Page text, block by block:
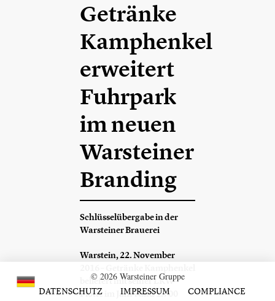
Getränke
Kamphenkel
erweitert
Fuhrpark
im neuen
Warsteiner
Branding
Schlüsselübergabe in der
Warsteiner Brauerei
Warstein, 22. November
beliefert mit seiner LKW-
Flotte im Jahr rund 1.700
© 2026 Warsteiner Gruppe
DATENSCHUTZ
IMPRESSUM COMPLIANCE